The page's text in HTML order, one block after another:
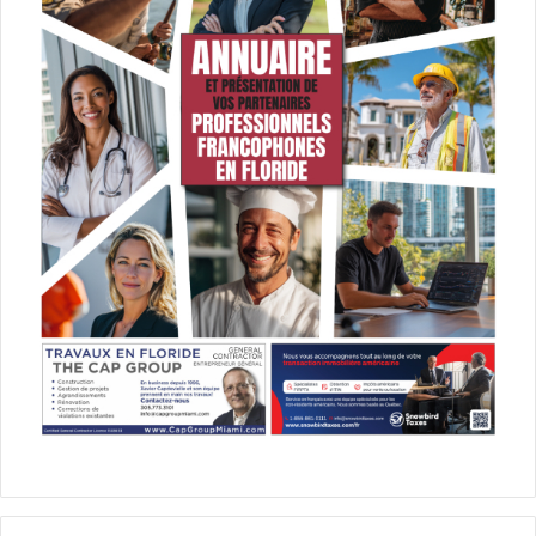
Le clarinettiste vient jouer un hommage à la légende du
jazz Benny Goodman, accompagné de plusieurs
musiciens.
CONGREGATIONAL CHURCH
3010 De Soto Blvd. – Coral Gables, FL 33134
www.communityartsprogram.org/product/ken-peplowski-
tickets/